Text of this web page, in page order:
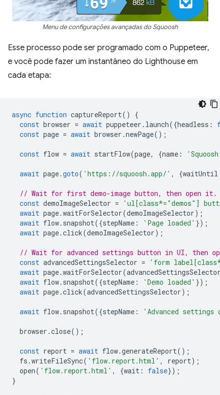
Menu de configurações avançadas do Squoosh
Esse processo pode ser programado com o Puppeteer,
e você pode fazer um instantâneo do Lighthouse em
cada etapa:
async function captureReport()
{
const browser = await puppeteer . launch({headless :
const page = await browser .newPage();
const flow = await startFlow(page, {name :
await page.goto( 'https://squoosh.app/' , {waitUntil
// Wait for first demo-image button, then open it.
const demoImageSelector =
'ul[class*="demos"]
await page.waitForSelector(demoImageSelector);
await flow. snapshot({stepName : 'Page loaded' });
await page.click(demoImageSelector);
// Wait for advanced settings button in UI, then
const advancedSettingsSelector =
'form
await page.waitForSelector(
await flow. snapshot({stepName : 'Demo loaded' });
await page.click(advancedSettingsSelector);
await flow. snapshot({stepName : 'Advanced settings
browser .close();
const report = await flow.generateReport();
fs .writeFileSync( 'flow.report.html' , report);
open( 'flow.report.html' , {wait : false});
}